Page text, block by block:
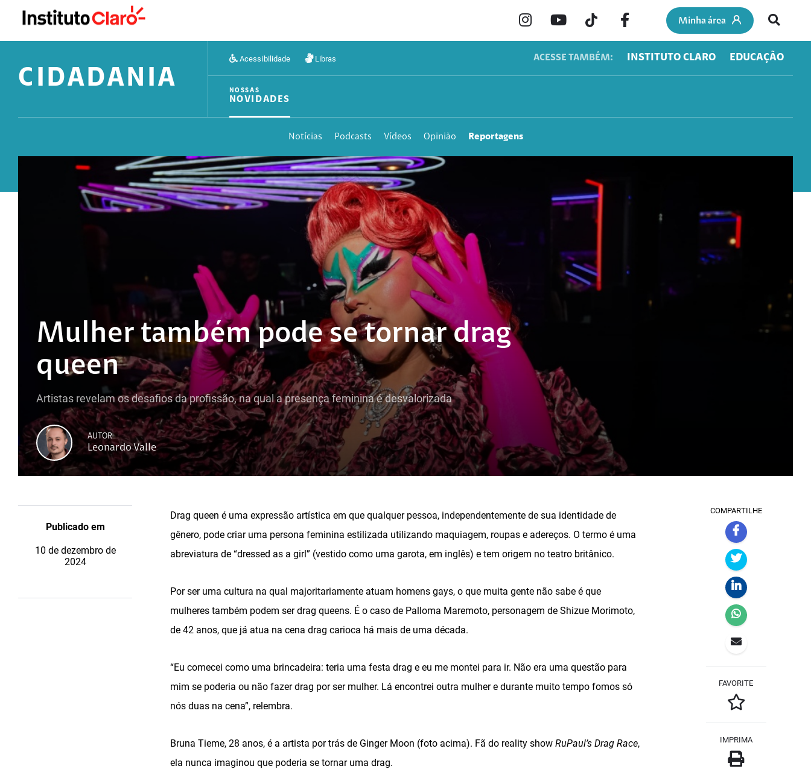
Minha área
CIDADANIA
Acessibilidade Libras ACESSE TAMBÉM: INSTITUTO CLARO EDUCAÇÃO
NOSSAS
NOVIDADES
Notícias Podcasts Vídeos Opinião Reportagens
Mulher também pode se tornar drag
queen
Artistas revelam os desafios da profissão, na qual a presença feminina é desvalorizada
AUTOR
Leonardo Valle
Publicado em
10 de dezembro de
2024
Drag queen é uma expressão artística em que qualquer pessoa, independentemente de sua identidade de
gênero, pode criar uma persona feminina estilizada utilizando maquiagem, roupas e adereços. O termo é uma
abreviatura de “dressed as a girl” (vestido como uma garota, em inglês) e tem origem no teatro britânico.
Por ser uma cultura na qual majoritariamente atuam homens gays, o que muita gente não sabe é que
mulheres também podem ser drag queens. É o caso de Palloma Maremoto, personagem de Shizue Morimoto,
de 42 anos, que já atua na cena drag carioca há mais de uma década.
“Eu comecei como uma brincadeira: teria uma festa drag e eu me montei para ir. Não era uma questão para
mim se poderia ou não fazer drag por ser mulher. Lá encontrei outra mulher e durante muito tempo fomos só
nós duas na cena”, relembra.
Bruna Tieme, 28 anos, é a artista por trás de Ginger Moon (foto acima). Fã do reality show RuPaul’s Drag Race,
ela nunca imaginou que poderia se tornar uma drag.
COMPARTILHE
FAVORITE
IMPRIMA